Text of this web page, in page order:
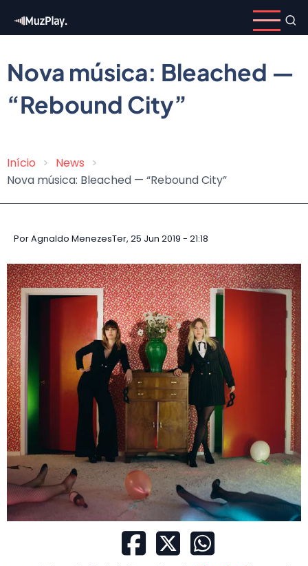
para
conteúdo
principal
Nova música: Bleached —
“Rebound City”
Trilha
Início
News
Nova música: Bleached — “Rebound City”
PorAgnaldo MenezesTer, 25 Jun 2019 - 21:18